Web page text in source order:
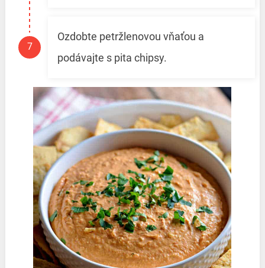
Ozdobte petržlenovou vňaťou a
podávajte s pita chipsy.